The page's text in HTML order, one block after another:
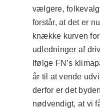
vælgere,
forstår, at det er
knække kurven
udledninger af
Ifølge FN’s
år til at vende
derfor er det
nødvendigt, at vi